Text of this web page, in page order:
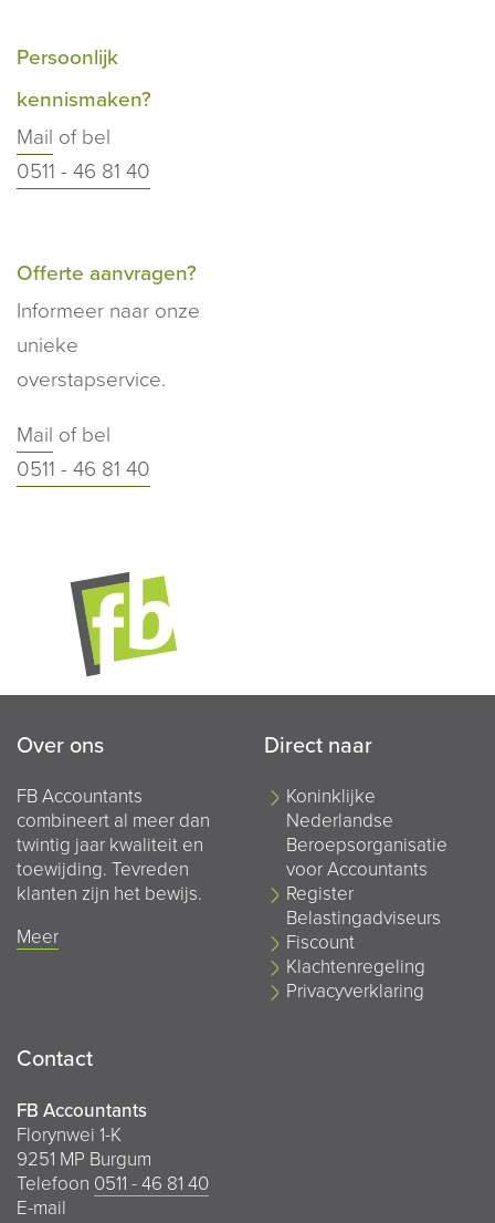
Persoonlijk
kennismaken?
Mail of bel
0511 - 46 81 40
Offerte aanvragen?
Informeer naar onze
unieke
overstapservice.
Mail of bel
0511 - 46 81 40
Over ons
FB Accountants
combineert al meer dan
twintig jaar kwaliteit en
toewijding. Tevreden
klanten zijn het bewijs.
Meer
Direct naar
Koninklijke
Nederlandse
Beroepsorganisatie
voor Accountants
Register
Belastingadviseurs
Fiscount
Klachtenregeling
Privacyverklaring
Contact
FB Accountants
Florynwei 1-K
9251 MP Burgum
Telefoon 0511 - 46 81 40
E-mail